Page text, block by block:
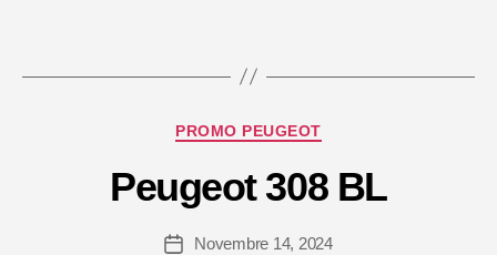
Categorie
PROMO PEUGEOT
Peugeot 308 BL
DataNovembre 14, 2024